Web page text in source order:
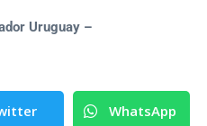
Uruguay –
WhatsApp